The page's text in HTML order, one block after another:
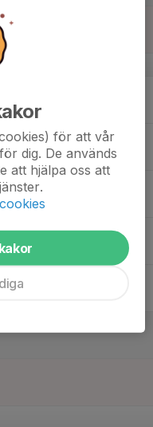
för att vår
dig. De används
att hjälpa oss att